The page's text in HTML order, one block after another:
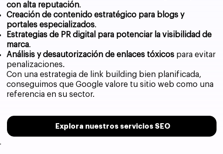
con alta reputación.
Creación de contenido estratégico para blogs y
portales especializados.
Estrategias de PR digital para potenciar la visibilidad de
marca.
Análisis y desautorización de enlaces tóxicos para evitar
penalizaciones.
Con una estrategia de link building bien planificada,
conseguimos que Google valore tu sitio web como una
referencia en su sector.
Explora nuestros servicios SEO